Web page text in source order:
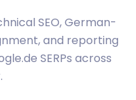
SEO, German-
and reporting
SERPs across
.